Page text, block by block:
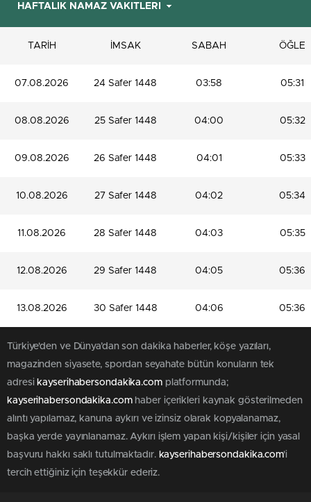
TARİH İMSAK SABAH ÖĞLE
07.08.2026 24 Safer 1448 03:58 05:31
08.08.2026 25 Safer 1448 04:00 05:32
09.08.2026 26 Safer 1448 04:01 05:33
10.08.2026 27 Safer 1448 04:02 05:34
11.08.2026 28 Safer 1448 04:03 05:35
12.08.2026 29 Safer 1448 04:05 05:36
13.08.2026 30 Safer 1448 04:06 05:36
Türkiye'den ve Dünya’dan son dakika haberler, köşe yazıları,
magazinden siyasete, spordan seyahate bütün konuların tek
adresi kayserihabersondakika.complatformunda;
kayserihabersondakika.comhaber içerikleri kaynak gösterilmeden
alıntı yapılamaz, kanuna aykırı ve izinsiz olarak kopyalanamaz,
başka yerde yayınlanamaz. Aykırı işlem yapan kişi/kişiler için yasal
başvuru hakkı saklı tutulmaktadır. kayserihabersondakika.com'i
tercih ettiğiniz için teşekkür ederiz.